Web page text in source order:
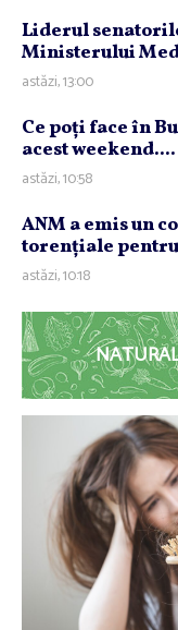
Liderul
Ministerului
astăzi, 13:00
Ce poţi face în
acest weekend....
astăzi, 10:58
ANM a emis un
torenţiale pentru
astăzi, 10:18